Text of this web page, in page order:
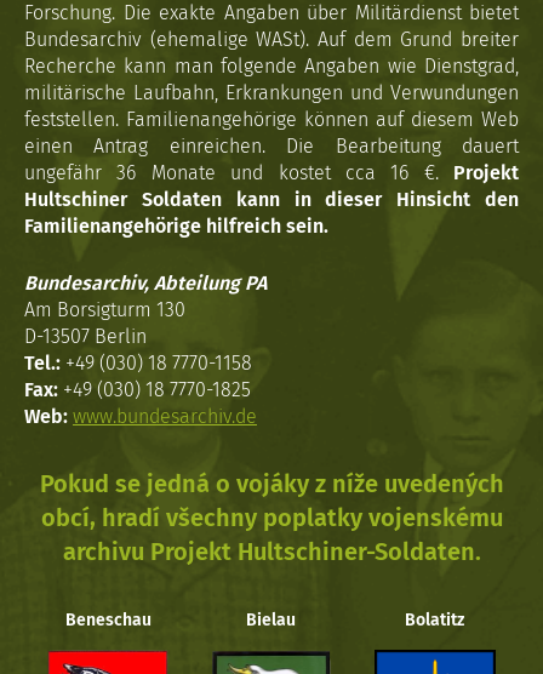
Forschung. Die exakte Angaben über Militärdienst bietet
Bundesarchiv (ehemalige WASt). Auf dem Grund breiter
Recherche kann man folgende Angaben wie Dienstgrad,
militärische Laufbahn, Erkrankungen und Verwundungen
feststellen. Familienangehörige können auf diesem Web
einen Antrag einreichen. Die Bearbeitung dauert
ungefähr 36 Monate und kostet cca 16 €. Projekt
Hultschiner Soldaten kann in dieser Hinsicht den
Familienangehörige hilfreich sein.
Bundesarchiv, Abteilung PA
Am Borsigturm 130
D-13507 Berlin
Tel.: +49 (030) 18 7770-1158
Fax: +49 (030) 18 7770-1825
Web: www.bundesarchiv.de
Pokud se jedná o vojáky z níže uvedených
obcí, hradí všechny poplatky vojenskému
archivu Projekt Hultschiner-Soldaten.
Beneschau Bielau Bolatitz